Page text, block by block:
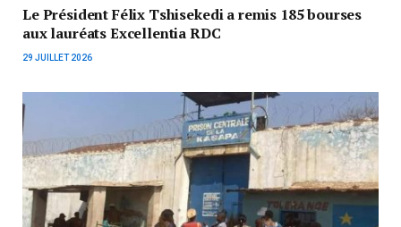
Le Président Félix Tshisekedi a remis 185 bourses
aux lauréats Excellentia RDC
29 JUILLET 2026